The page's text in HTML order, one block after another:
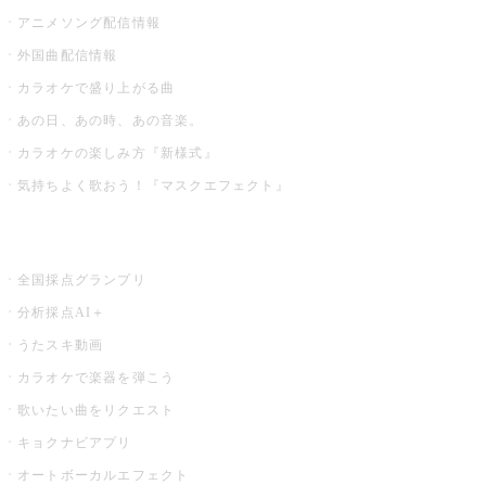
アニメソング配信情報
外国曲配信情報
カラオケで盛り上がる曲
あの日、あの時、あの音楽。
カラオケの楽しみ方『新様式』
気持ちよく歌おう！『マスクエフェクト』
全国採点グランプリ
分析採点AI＋
うたスキ動画
カラオケで楽器を弾こう
歌いたい曲をリクエスト
キョクナビアプリ
オートボーカルエフェクト